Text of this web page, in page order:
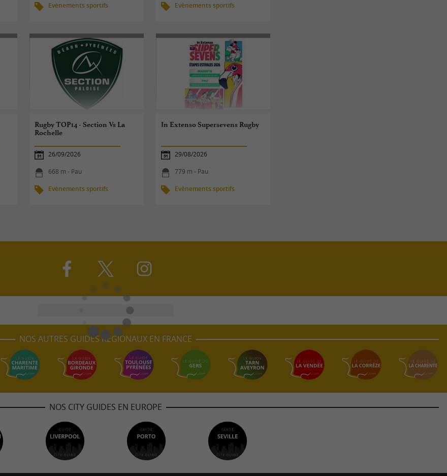
Evènements sportifs Evènements sportifs
Rugby TOP14 - Section Vs La
Rochelle
26/09/2026
668 m - Pau
Evènements sportifs
In Extenso Supersevens Rugby
29/08/2026
779 m - Pau
Evènements sportifs
NOS AUTRES GUIDES RÉGIONAUX EN FRANCE
NOS CITY GUIDES EN EUROPE